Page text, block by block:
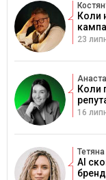
Коли
23
Коли
16
AI